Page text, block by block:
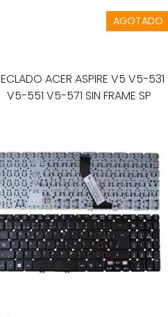
AGOTADO
ACER ASPIRE V5 V5-531
V5-551 V5-571 SIN FRAME SP